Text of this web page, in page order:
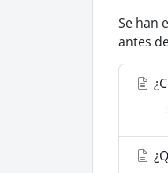
Se han
antes